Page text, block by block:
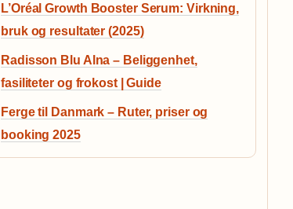
L’Oréal Growth Booster Serum: Virkning,
bruk og resultater (2025)
Radisson Blu Alna – Beliggenhet,
fasiliteter og frokost | Guide
Ferge til Danmark – Ruter, priser og
booking 2025